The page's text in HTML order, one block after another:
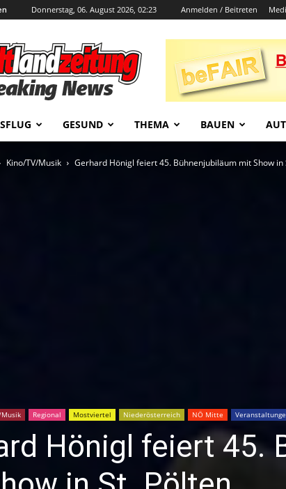
Donnerstag, 06. August 2026, 02:23 Anmelden / Beitreten
stadtlandzeitung
GESUND THEMA BAUEN
Kino/TV/Musik Gerhard Hönigl feiert 45. Bühnenjubiläum mit Show in
Regional Mostviertel Niederösterreich NÖ Mitte
Hönigl feiert 45.